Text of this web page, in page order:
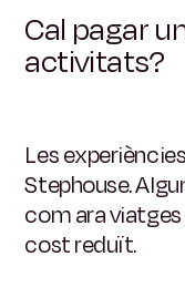
Cal pagar
activitats?
Les
Stephouse.
com ara
cost reduït.